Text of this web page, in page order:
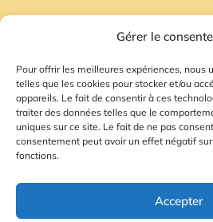
Gérer le
Pour offrir les meilleures expériences, nous
telles que les cookies pour stocker et/ou
appareils. Le fait de consentir à ces
traiter des données telles que le
uniques sur ce site. Le fait de ne pas
consentement peut avoir un effet négatif
fonctions.
Accepter
Mentions Légales
Gestion des